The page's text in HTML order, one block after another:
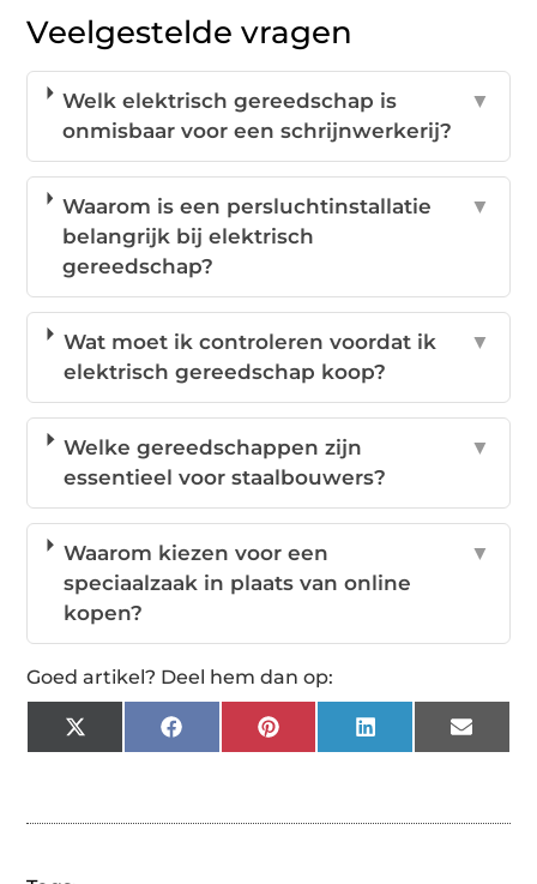
Veelgestelde vragen
Welk elektrisch gereedschap is
onmisbaar voor een schrijnwerkerij?
▼
Waarom is een persluchtinstallatie
belangrijk bij elektrisch
gereedschap?
▼
Wat moet ik controleren voordat ik
elektrisch gereedschap koop?
▼
Welke gereedschappen zijn
essentieel voor staalbouwers?
▼
Waarom kiezen voor een
speciaalzaak in plaats van online
kopen?
▼
Goed artikel? Deel hem dan op:
X
(Twitter)
FacebookPinterestLinkedInEmail